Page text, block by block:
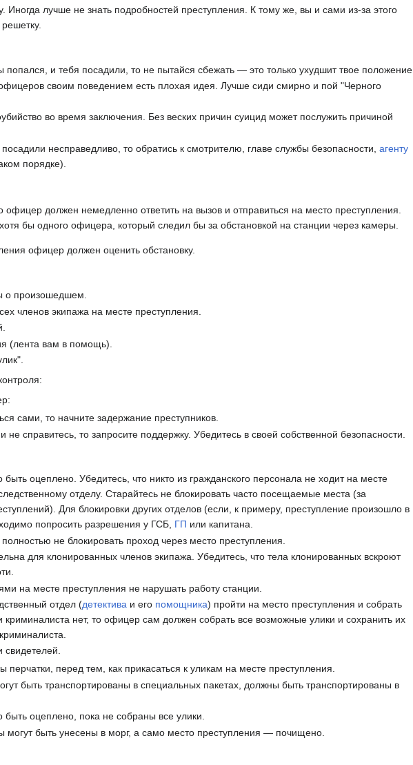
Иногда лучше не знать подробностей преступления. К тому же, вы и сами из-за этого
и тебя посадили, то не пытайся сбежать — это только ухудшит твое положение.
своим поведением есть плохая идея. Лучше сиди смирно и пой "Черного
во время заключения. Без веских причин суицид может послужить причиной
посадили несправедливо, то обратись к смотрителю, главе службы безопасности,агенту
порядке).
офицер должен немедленно ответить на вызов и отправиться на место преступления.
бы одного офицера, который следил бы за обстановкой на станции через камеры.
офицер должен оценить обстановку.
о произошедшем.
членов экипажа на месте преступления.
(лента вам в помощь).
сами, то начните задержание преступников.
не справитесь, то запросите поддержку. Убедитесь в своей собственной безопасности.
оцеплено. Убедитесь, что никто из гражданского персонала не ходит на месте
отделу. Старайтесь не блокировать часто посещаемые места (за
Для блокировки других отделов (если, к примеру, преступление произошло в
попросить разрешения у ГСБ, ГП или капитана.
не блокировать проход через место преступления.
для клонированных членов экипажа. Убедитесь, что тела клонированных вскроют
на месте преступления не нарушать работу станции.
отдел (детектива и его помощника) пройти на место преступления и собрать
криминалиста нет, то офицер сам должен собрать все возможные улики и сохранить их
свидетелей.
перчатки, перед тем, как прикасаться к уликам на месте преступления.
быть транспортированы в специальных пакетах, должны быть транспортированы в
оцеплено, пока не собраны все улики.
могут быть унесены в морг, а само место преступления — почищено.